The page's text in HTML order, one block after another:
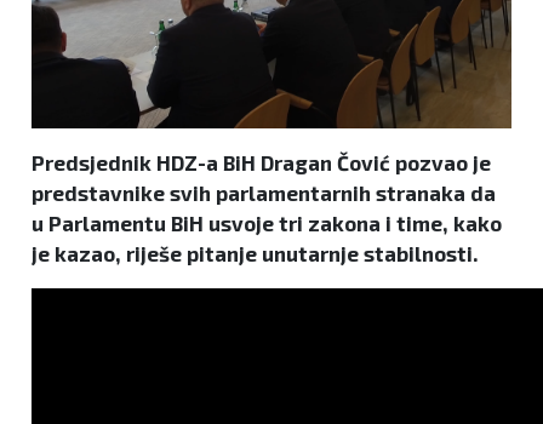
Predsjednik HDZ-a BiH Dragan Čović pozvao je
predstavnike svih parlamentarnih stranaka da
u Parlamentu BiH usvoje tri zakona i time, kako
je kazao, riješe pitanje unutarnje stabilnosti.